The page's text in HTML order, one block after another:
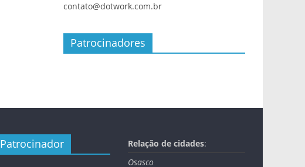
contato@dotwork.com.br
Patrocinadores
Patrocinador Relação de cidades:
Osasco